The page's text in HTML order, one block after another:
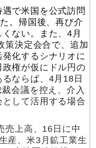
で米国を公式訪問
。帰国後、再び介
ない。また、4月
策決定会合で、追加
化するシナリオに
権が仮にドル円の
ならば、4月18日
会議を控え、介入
して活用する場合
売上高、16日に中
産、米3月鉱工業生